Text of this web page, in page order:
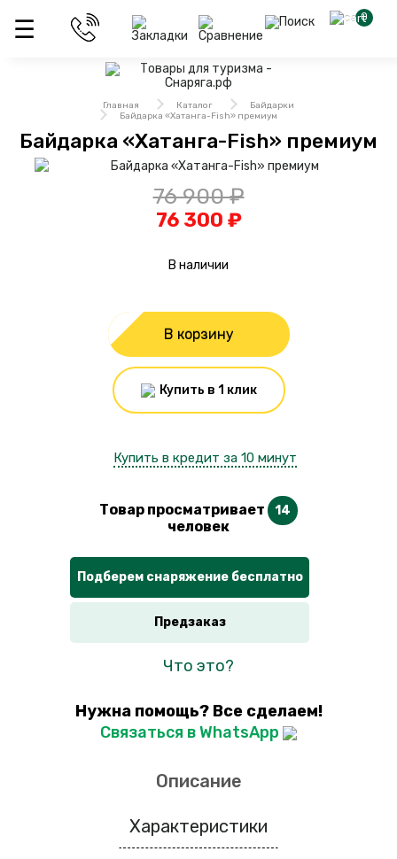
0
Главная Каталог
Байдарки
Байдарка «Хатанга-Fish» премиум
Байдарка «Хатанга-Fish» премиум
76 900 ₽
76 300 ₽
В наличии
В корзину
Купить в 1 клик
Купить в кредит за 10 минут
Товар просматривает 14
человек
Подберем снаряжение бесплатно
Предзаказ
Что это?
Нужна помощь? Все сделаем!
Связаться в WhatsApp
Описание
Характеристики